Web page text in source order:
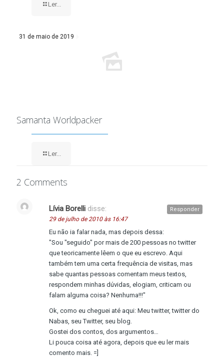
Ler...
31 de maio de 2019
Samanta Worldpacker
Ler...
2 Comments
Lívia Borelli disse:
29 de julho de 2010 às 16:47
Eu não ia falar nada, mas depois dessa:
"Sou "seguido" por mais de 200 pessoas no twitter
que teoricamente lêem o que eu escrevo. Aqui
também tem uma certa frequência de visitas, mas
sabe quantas pessoas comentam meus textos,
respondem minhas dúvidas, elogiam, criticam ou
falam alguma coisa? Nenhuma!!!"
Ok, como eu cheguei até aqui: Meu twitter, twitter do
Nabas, seu Twitter, seu blog.
Gostei dos contos, dos argumentos…
Li pouca coisa até agora, depois que eu ler mais
comento mais. =]
Responder